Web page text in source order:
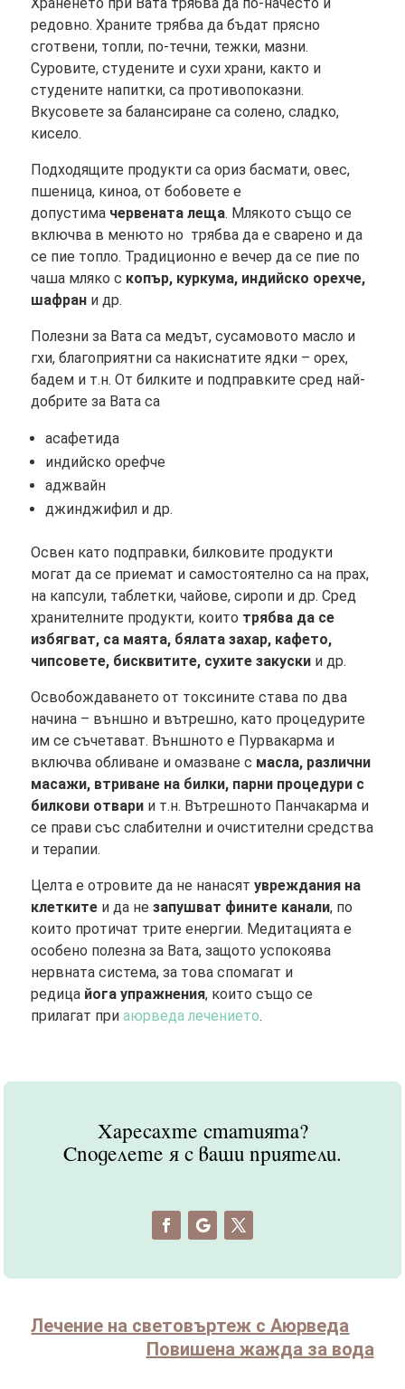
редовно. Храните трябва да бъдат прясно
сготвени, топли, по-течни, тежки, мазни.
Суровите, студените и сухи храни, както и
студените напитки, са противопоказни.
Вкусовете за балансиране са солено, сладко,
кисело.
Подходящите продукти са ориз басмати, овес,
пшеница, киноа, от бобовете е
допустима червената леща. Млякото също се
включва в менюто но трябва да е сварено и да
се пие топло. Традиционно е вечер да се пие по
чаша мляко с копър, куркума, индийско орехче,
шафран и др.
Полезни за Вата са медът, сусамовото масло и
гхи, благоприятни са накиснатите ядки – орех,
бадем и т.н. От билките и подправките сред най-
добрите за Вата са
асафетида
индийско орефче
аджвайн
джинджифил и др.
Освен като подправки, билковите продукти
могат да се приемат и самостоятелно са на прах,
на капсули, таблетки, чайове, сиропи и др. Сред
хранителните продукти, които трябва да се
избягват, са маята, бялата захар, кафето,
чипсовете, бисквитите, сухите закуски и др.
Освобождаването от токсините става по два
начина – външно и вътрешно, като процедурите
им се съчетават. Външното е Пурвакарма и
включва обливане и омазване с масла, различни
масажи, втриване на билки, парни процедури с
билкови отвари и т.н. Вътрешното Панчакарма и
се прави със слабителни и очистителни средства
и терапии.
Целта е отровите да не нанасятувреждания на
клетките и да незапушват фините канали, по
които протичат трите енергии. Медитацията е
особено полезна за Вата, защото успокоява
нервната система, за това спомагат и
редица йога упражнения, които също се
прилагат приаюрведа лечението.
Харесахте статията?
Споделете я с ваши приятели.
Лечение на световъртеж с Аюрведа
Повишена жажда за вода